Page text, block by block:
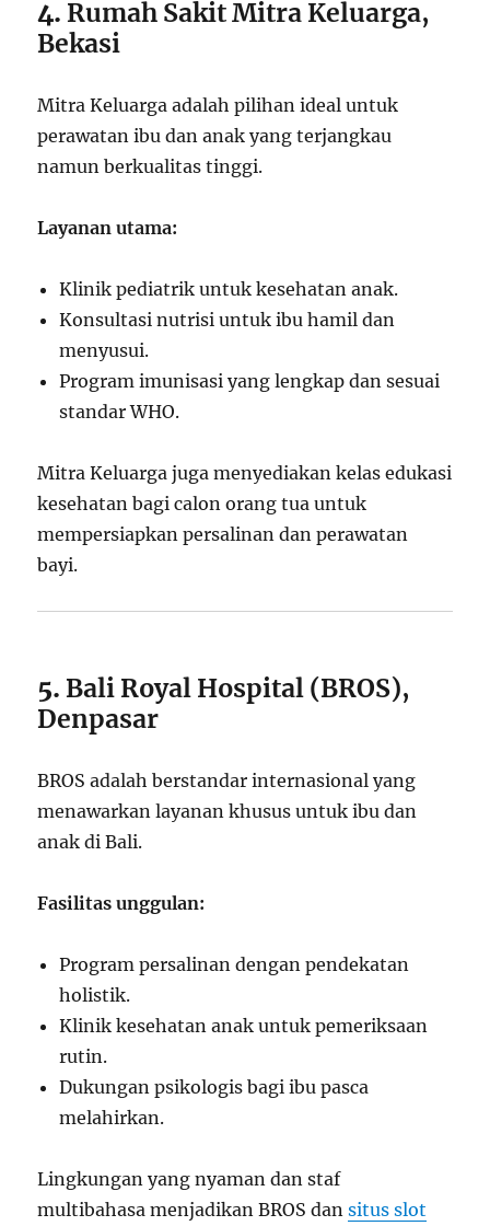
4.Rumah Sakit Mitra Keluarga,
Bekasi
Mitra Keluarga adalah pilihan ideal untuk
perawatan ibu dan anak yang terjangkau
namun berkualitas tinggi.
Layanan utama:
Klinik pediatrik untuk kesehatan anak.
Konsultasi nutrisi untuk ibu hamil dan
menyusui.
Program imunisasi yang lengkap dan sesuai
standar WHO.
Mitra Keluarga juga menyediakan kelas edukasi
kesehatan bagi calon orang tua untuk
mempersiapkan persalinan dan perawatan
bayi.
5.Bali Royal Hospital (BROS),
Denpasar
BROS adalah berstandar internasional yang
menawarkan layanan khusus untuk ibu dan
anak di Bali.
Fasilitas unggulan:
Program persalinan dengan pendekatan
holistik.
Klinik kesehatan anak untuk pemeriksaan
rutin.
Dukungan psikologis bagi ibu pasca
melahirkan.
Lingkungan yang nyaman dan staf
multibahasa menjadikan BROS dansitus slot